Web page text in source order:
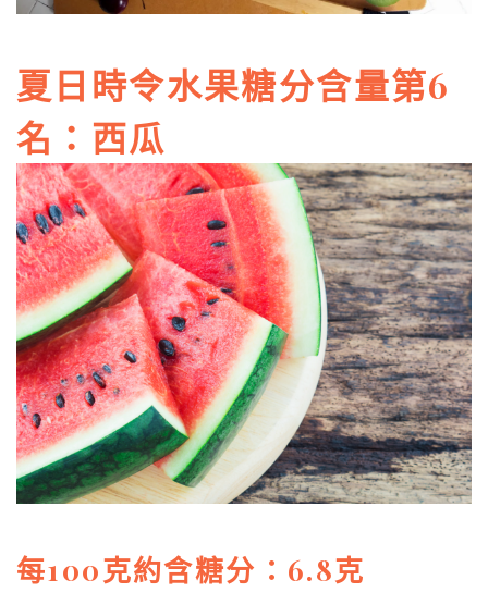
夏日時令水果糖分含量第6
名：西瓜
每100克約含糖分：6.8克